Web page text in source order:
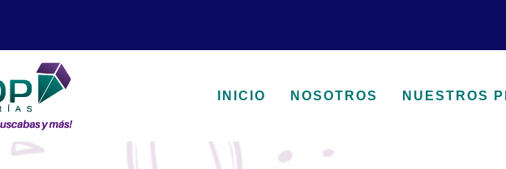
INICIO NOSOTROS NUESTROS